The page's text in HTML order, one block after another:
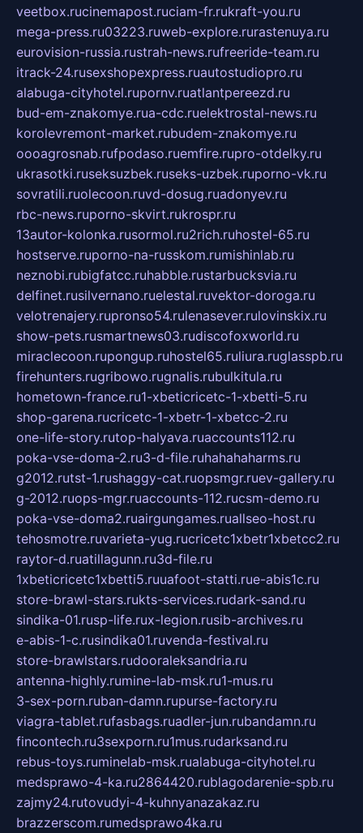
veetbox.rucinemapost.ruciam-fr.rukraft-you.ru
mega-press.ru03223.ruweb-explore.rurastenuya.ru
eurovision-russia.rustrah-news.rufreeride-team.ru
itrack-24.rusexshopexpress.ruautostudiopro.ru
alabuga-cityhotel.rupornv.ruatlantpereezd.ru
bud-em-znakomye.rua-cdc.ruelektrostal-news.ru
korolevremont-market.rubudem-znakomye.ru
oooagrosnab.rufpodaso.ruemfire.rupro-otdelky.ru
ukrasotki.ruseksuzbek.ruseks-uzbek.ruporno-vk.ru
sovratili.ruolecoon.ruvd-dosug.ruadonyev.ru
rbc-news.ruporno-skvirt.rukrospr.ru
13autor-kolonka.rusormol.ru2rich.ruhostel-65.ru
hostserve.ruporno-na-russkom.rumishinlab.ru
neznobi.rubigfatcc.ruhabble.rustarbucksvia.ru
delfinet.rusilvernano.ruelestal.ruvektor-doroga.ru
velotrenajery.rupronso54.rulenasever.rulovinskix.ru
show-pets.rusmartnews03.rudiscofoxworld.ru
miraclecoon.rupongup.ruhostel65.ruliura.ruglasspb.ru
firehunters.rugribowo.rugnalis.rubulkitula.ru
hometown-france.ru1-xbeticricetc-1-xbetti-5.ru
shop-garena.rucricetc-1-xbetr-1-xbetcc-2.ru
one-life-story.rutop-halyava.ruaccounts112.ru
poka-vse-doma-2.ru3-d-file.ruhahahaharms.ru
g2012.rutst-1.rushaggy-cat.ruopsmgr.ruev-gallery.ru
g-2012.ruops-mgr.ruaccounts-112.rucsm-demo.ru
poka-vse-doma2.ruairgungames.ruallseo-host.ru
tehosmotre.ruvarieta-yug.rucricetc1xbetr1xbetcc2.ru
raytor-d.ruatillagunn.ru3d-file.ru
1xbeticricetc1xbetti5.ruuafoot-statti.rue-abis1c.ru
store-brawl-stars.rukts-services.rudark-sand.ru
sindika-01.rusp-life.rux-legion.rusib-archives.ru
e-abis-1-c.rusindika01.ruvenda-festival.ru
store-brawlstars.rudooraleksandria.ru
antenna-highly.rumine-lab-msk.ru1-mus.ru
3-sex-porn.ruban-damn.rupurse-factory.ru
viagra-tablet.rufasbags.ruadler-jun.rubandamn.ru
fincontech.ru3sexporn.ru1mus.rudarksand.ru
rebus-toys.ruminelab-msk.rualabuga-cityhotel.ru
medsprawo-4-ka.ru2864420.rublagodarenie-spb.ru
zajmy24.rutovudyi-4-kuhnyanazakaz.ru
brazzerscom.rumedsprawo4ka.ru